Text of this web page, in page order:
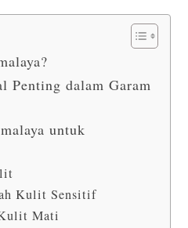
Penting dalam Garam
untuk
Kulit Sensitif
Mati